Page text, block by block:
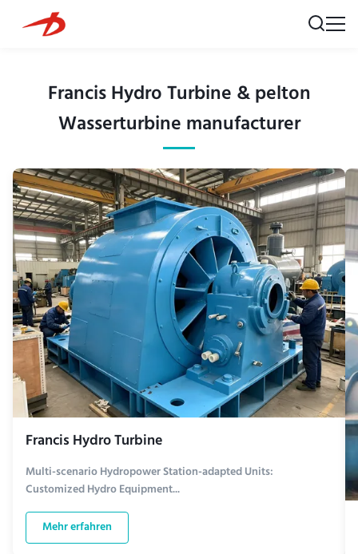
Francis Hydro Turbine & pelton
Wasserturbine manufacturer
Francis Hydro Turbine
Multi-scenario Hydropower Station-adapted Units:
Customized Hydro Equipment...
Mehr erfahren